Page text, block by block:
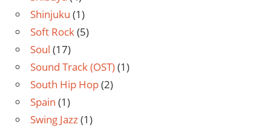
Shinjuku (1)
Soft Rock(5)
Soul (17)
Sound Track (OST)(1)
South Hip Hop(2)
Spain (1)
Swing Jazz(1)